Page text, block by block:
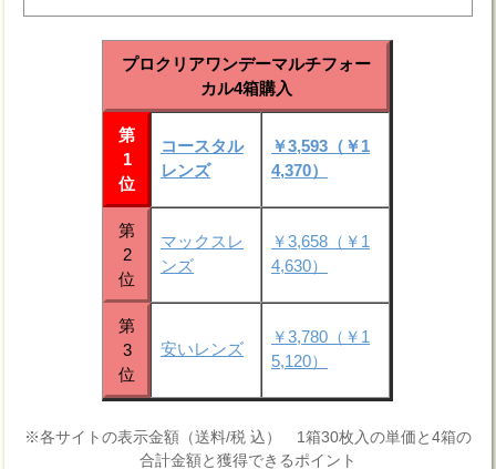
プロクリアワンデーマルチフォー
カル4箱購入
第
1
位
コースタル
レンズ
￥3,593（￥1
4,370）
第
2
位
マックスレ
ンズ
￥3,658（￥1
4,630）
第
3
位
安いレンズ
￥3,780（￥1
5,120）
※各サイトの表示金額（送料/税 込） 1箱30枚入の単価と4箱の
合計金額と獲得できるポイント